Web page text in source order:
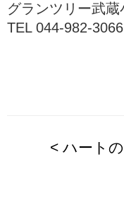
グランツリー武蔵
TEL 044-982-3066
< ハート